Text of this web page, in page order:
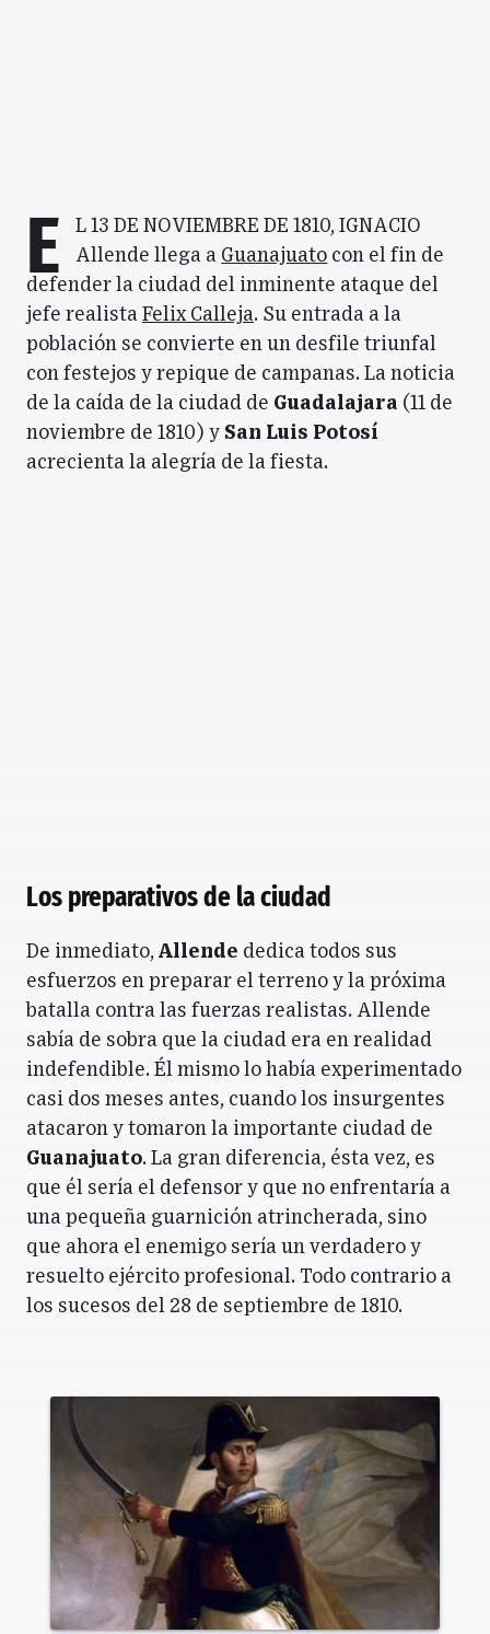
E
l 13 de noviembre de 1810, Ignacio
Allende llega a Guanajuato con el fin de
defender la ciudad del inminente ataque del
jefe realista Felix Calleja. Su entrada a la
población se convierte en un desfile triunfal
con festejos y repique de campanas. La noticia
de la caída de la ciudad de Guadalajara (11 de
noviembre de 1810) y San Luis Potosí
acrecienta la alegría de la fiesta.
Los preparativos de la ciudad
De inmediato, Allende dedica todos sus
esfuerzos en preparar el terreno y la próxima
batalla contra las fuerzas realistas. Allende
sabía de sobra que la ciudad era en realidad
indefendible. Él mismo lo había experimentado
casi dos meses antes, cuando los insurgentes
atacaron y tomaron la importante ciudad de
Guanajuato. La gran diferencia, ésta vez, es
que él sería el defensor y que no enfrentaría a
una pequeña guarnición atrincherada, sino
que ahora el enemigo sería un verdadero y
resuelto ejército profesional. Todo contrario a
los sucesos del 28 de septiembre de 1810.